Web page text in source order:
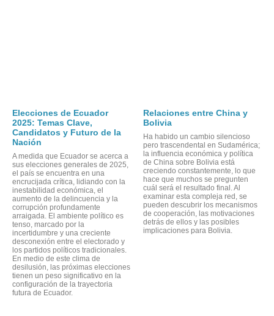
Elecciones de Ecuador
2025: Temas Clave,
Candidatos y Futuro de la
Nación
A medida que Ecuador se acerca a
sus elecciones generales de 2025,
el país se encuentra en una
encrucijada crítica, lidiando con la
inestabilidad económica, el
aumento de la delincuencia y la
corrupción profundamente
arraigada. El ambiente político es
tenso, marcado por la
incertidumbre y una creciente
desconexión entre el electorado y
los partidos políticos tradicionales.
En medio de este clima de
desilusión, las próximas elecciones
tienen un peso significativo en la
configuración de la trayectoria
futura de Ecuador.
Relaciones entre China y
Bolivia
Ha habido un cambio silencioso
pero trascendental en Sudamérica;
la influencia económica y política
de China sobre Bolivia está
creciendo constantemente, lo que
hace que muchos se pregunten
cuál será el resultado final. Al
examinar esta compleja red, se
pueden descubrir los mecanismos
de cooperación, las motivaciones
detrás de ellos y las posibles
implicaciones para Bolivia.